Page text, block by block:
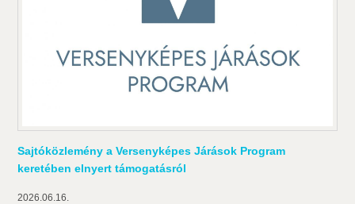
Sajtóközlemény a Versenyképes Járások Program
keretében elnyert támogatásról
2026.06.16.